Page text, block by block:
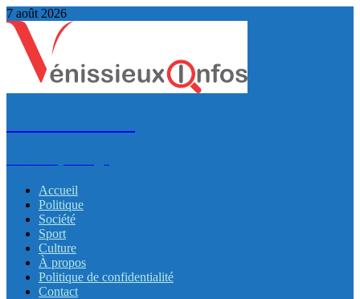
7 août 2026
Accueil
Politique
Société
Sport
Culture
À propos
Politique de confidentialité
Contact